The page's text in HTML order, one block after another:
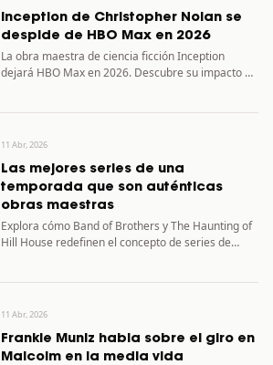
Inception de Christopher Nolan se
despide de HBO Max en 2026
La obra maestra de ciencia ficción Inception
dejará HBO Max en 2026. Descubre su impacto en
11 Abr, 2026
Las mejores series de una
temporada que son auténticas
obras maestras
Explora cómo Band of Brothers y The Haunting of
Hill House redefinen el concepto de series de
11 Abr, 2026
Frankie Muniz habla sobre el giro en
Malcolm en la media vida